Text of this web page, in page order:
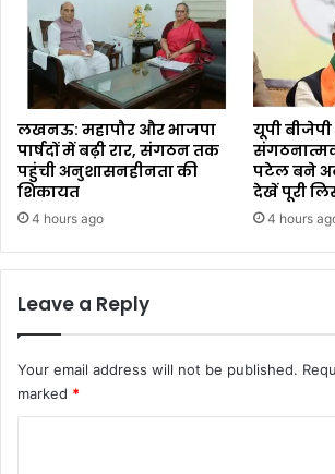
लखनऊ: महापौर और भाजपा
पार्षदों में बढ़ी रार, संगठन तक
पहुंची अनुशासनहीनता की
शिकायत
4 hours ago
यूपी
पटेल बने
देखें पूरी
4 hours
Leave a Reply
Your email address will not be published.
marked *